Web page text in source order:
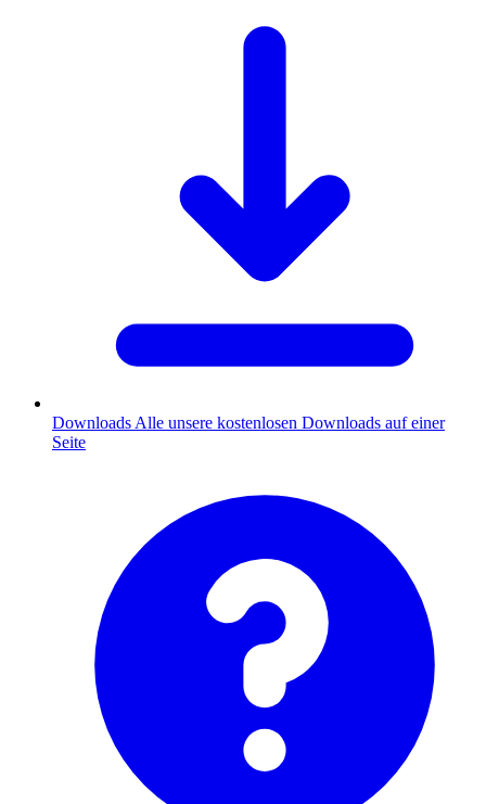
Downloads Alle unsere kostenlosen Downloads auf einer
Seite